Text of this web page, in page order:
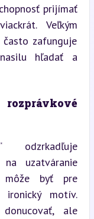
prijímať
Veľkým
zafunguje
hľadať a
odzrkadľuje
uzatváranie
byť pre
motív.
ale